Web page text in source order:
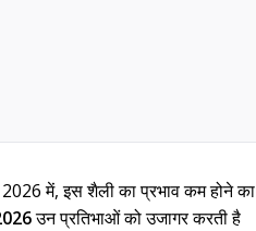
2026 में, इस शैली का प्रभाव कम होने का
उन प्रतिभाओं को उजागर करती है